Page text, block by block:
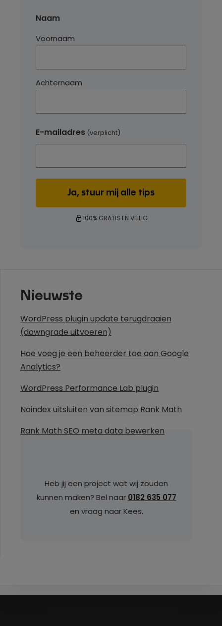
Naam
Voornaam
Achternaam
E-mailadres (verplicht)
100% GRATIS EN VEILIG
Nieuwste
WordPress plugin update terugdraaien
(downgrade uitvoeren)
Hoe voeg je een beheerder toe aan Google
Analytics?
WordPress Performance Lab plugin
Noindex uitsluiten van sitemap Rank Math
Rank Math SEO meta data bewerken
Heb jij een project wat wij zouden
kunnen maken? Bel naar 0182 635 077
en vraag naar Kees.